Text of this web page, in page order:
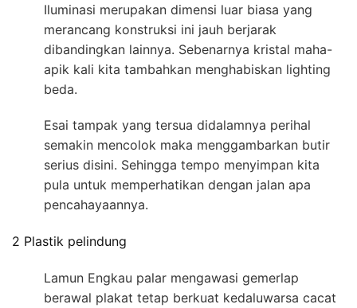
Iluminasi merupakan dimensi luar biasa yang
merancang konstruksi ini jauh berjarak
dibandingkan lainnya. Sebenarnya kristal maha-
apik kali kita tambahkan menghabiskan lighting
beda.
Esai tampak yang tersua didalamnya perihal
semakin mencolok maka menggambarkan butir
serius disini. Sehingga tempo menyimpan kita
pula untuk memperhatikan dengan jalan apa
pencahayaannya.
2 Plastik pelindung
Lamun Engkau palar mengawasi gemerlap
berawal plakat tetap berkuat kedaluwarsa cacat